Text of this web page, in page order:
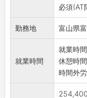
必須(AT
勤務地 富山県
就業時間
就業時
休憩時
時間外